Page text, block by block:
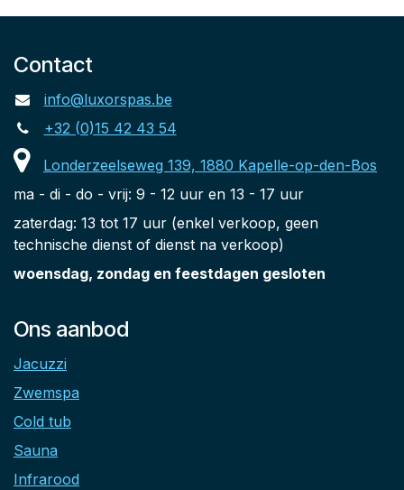
Contact
info@luxorspas.be
+32 (0)15 42 43 54
Londerzeelseweg 139, 1880 Kapelle-op-den-Bos
ma - di - do - vrij: 9 - 12 uur en 13 - 17 uur
zaterdag: 13 tot 17 uur (enkel verkoop, geen
technische dienst of dienst na verkoop)
woensdag, zondag en feestdagen gesloten
Ons aanbod
Jacuzzi
Zwemspa
Cold tub
Sauna
Infrarood